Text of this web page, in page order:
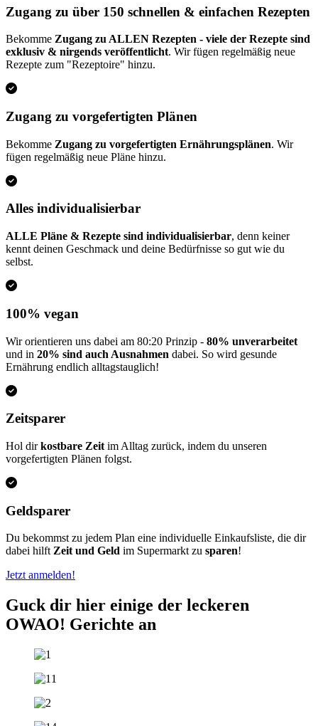
Zugang zu über 150 schnellen & einfachen Rezepten
Bekomme Zugang zu ALLEN Rezepten - viele der Rezepte sind
exklusiv & nirgends veröffentlicht. Wir fügen regelmäßig neue
Rezepte zum "Rezeptoire" hinzu.
Zugang zu vorgefertigten Plänen
Bekomme Zugang zu vorgefertigten Ernährungsplänen. Wir
fügen regelmäßig neue Pläne hinzu.
Alles individualisierbar
ALLE Pläne & Rezepte sind individualisierbar, denn keiner
kennt deinen Geschmack und deine Bedürfnisse so gut wie du
selbst.
100% vegan
Wir orientieren uns dabei am 80:20 Prinzip - 80% unverarbeitet
und in 20% sind auch Ausnahmen dabei. So wird gesunde
Ernährung endlich alltagstauglich!
Zeitsparer
Hol dirkostbare Zeit im Alltag zurück, indem du unseren
vorgefertigten Plänen folgst.
Geldsparer
Du bekommst zu jedem Plan eine individuelle Einkaufsliste, die dir
dabei hilftZeit und Geld im Supermarkt zu sparen!
Jetzt anmelden!
Guck dir hier einige der leckeren
OWAO! Gerichte an